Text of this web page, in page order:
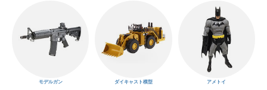
モデルガン ダイキャスト模型 アメトイ